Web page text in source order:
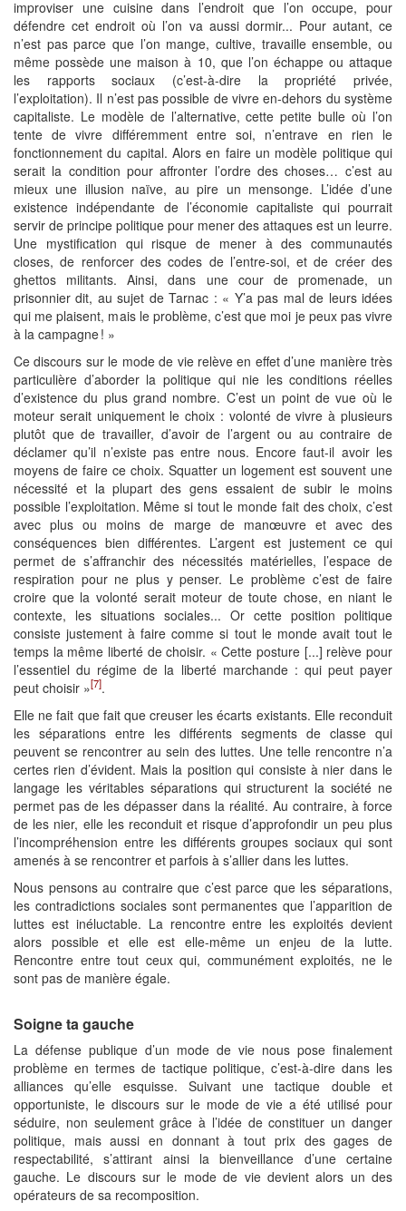
improviser une cuisine dans l’endroit que l’on occupe, pour
défendre cet endroit où l’on va aussi dormir... Pour autant, ce
n’est pas parce que l’on mange, cultive, travaille ensemble, ou
même possède une maison à 10, que l’on échappe ou attaque
les rapports sociaux (c’est-à-dire la propriété privée,
l’exploitation). Il n’est pas possible de vivre en-dehors du système
capitaliste. Le modèle de l’alternative, cette petite bulle où l’on
tente de vivre différemment entre soi, n’entrave en rien le
fonctionnement du capital. Alors en faire un modèle politique qui
serait la condition pour affronter l’ordre des choses… c’est au
mieux une illusion naïve, au pire un mensonge. L’idée d’une
existence indépendante de l’économie capitaliste qui pourrait
servir de principe politique pour mener des attaques est un leurre.
Une mystification qui risque de mener à des communautés
closes, de renforcer des codes de l’entre-soi, et de créer des
ghettos militants. Ainsi, dans une cour de promenade, un
prisonnier dit, au sujet de Tarnac : « Y’a pas mal de leurs idées
qui me plaisent, mais le problème, c’est que moi je peux pas vivre
à la campagne ! »
Ce discours sur le mode de vie relève en effet d’une manière très
particulière d’aborder la politique qui nie les conditions réelles
d’existence du plus grand nombre. C’est un point de vue où le
moteur serait uniquement le choix : volonté de vivre à plusieurs
plutôt que de travailler, d’avoir de l’argent ou au contraire de
déclamer qu’il n’existe pas entre nous. Encore faut-il avoir les
moyens de faire ce choix. Squatter un logement est souvent une
nécessité et la plupart des gens essaient de subir le moins
possible l’exploitation. Même si tout le monde fait des choix, c’est
avec plus ou moins de marge de manœuvre et avec des
conséquences bien différentes. L’argent est justement ce qui
permet de s’affranchir des nécessités matérielles, l’espace de
respiration pour ne plus y penser. Le problème c’est de faire
croire que la volonté serait moteur de toute chose, en niant le
contexte, les situations sociales... Or cette position politique
consiste justement à faire comme si tout le monde avait tout le
temps la même liberté de choisir. « Cette posture [...] relève pour
l’essentiel du régime de la liberté marchande : qui peut payer
peut choisir »[7].
Elle ne fait que fait que creuser les écarts existants. Elle reconduit
les séparations entre les différents segments de classe qui
peuvent se rencontrer au sein des luttes. Une telle rencontre n’a
certes rien d’évident. Mais la position qui consiste à nier dans le
langage les véritables séparations qui structurent la société ne
permet pas de les dépasser dans la réalité. Au contraire, à force
de les nier, elle les reconduit et risque d’approfondir un peu plus
l’incompréhension entre les différents groupes sociaux qui sont
amenés à se rencontrer et parfois à s’allier dans les luttes.
Nous pensons au contraire que c’est parce que les séparations,
les contradictions sociales sont permanentes que l’apparition de
luttes est inéluctable. La rencontre entre les exploités devient
alors possible et elle est elle-même un enjeu de la lutte.
Rencontre entre tout ceux qui, communément exploités, ne le
sont pas de manière égale.
Soigne ta gauche
La défense publique d’un mode de vie nous pose finalement
problème en termes de tactique politique, c’est-à-dire dans les
alliances qu’elle esquisse. Suivant une tactique double et
opportuniste, le discours sur le mode de vie a été utilisé pour
séduire, non seulement grâce à l’idée de constituer un danger
politique, mais aussi en donnant à tout prix des gages de
respectabilité, s’attirant ainsi la bienveillance d’une certaine
gauche. Le discours sur le mode de vie devient alors un des
opérateurs de sa recomposition.